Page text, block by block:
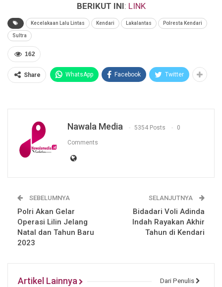
BERIKUT INI: LINK
Kecelakaan Lalu Lintas Kendari Lakalantas Polresta Kendari
Sultra
162
Share WhatsApp Facebook Twitter
Nawala Media 5354 Posts 0
Comments
SEBELUMNYA
Polri Akan Gelar
Operasi Lilin Jelang
Natal dan Tahun Baru
2023
SELANJUTNYA
Bidadari Voli Adinda
Indah Rayakan Akhir
Tahun di Kendari
Artikel Lainnya Dari Penulis